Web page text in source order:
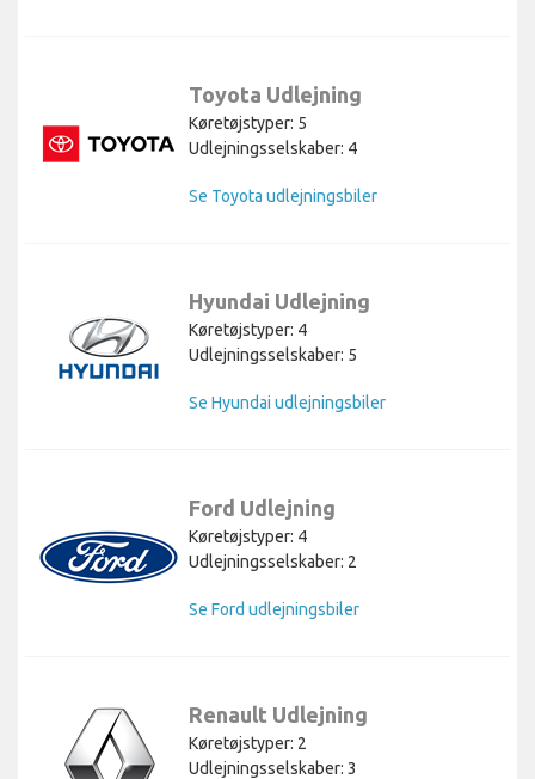
Toyota Udlejning
Køretøjstyper: 5
Udlejningsselskaber: 4
Se Toyota udlejningsbiler
Hyundai Udlejning
Køretøjstyper: 4
Udlejningsselskaber: 5
Se Hyundai udlejningsbiler
Ford Udlejning
Køretøjstyper: 4
Udlejningsselskaber: 2
Se Ford udlejningsbiler
Renault Udlejning
Køretøjstyper: 2
Udlejningsselskaber: 3